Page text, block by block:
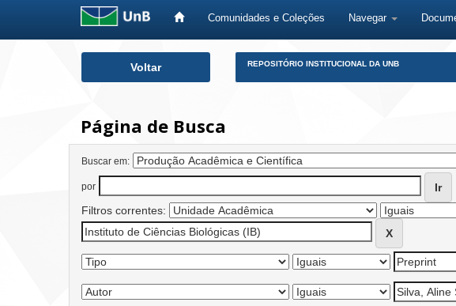
Comunidades e Coleções Navegar
Voltar REPOSITÓRIO INSTITUCIONAL DA UNB
Página de Busca
Buscar em:
por
Filtros correntes: